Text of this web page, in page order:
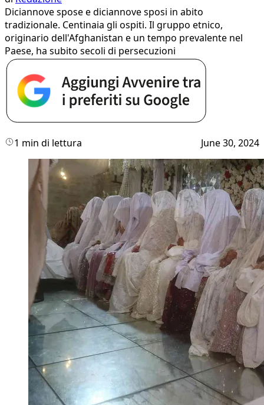
Diciannove spose e diciannove sposi in abito
tradizionale. Centinaia gli ospiti. Il gruppo etnico,
originario dell'Afghanistan e un tempo prevalente nel
Paese, ha subito secoli di persecuzioni
1 min di lettura June 30, 2024